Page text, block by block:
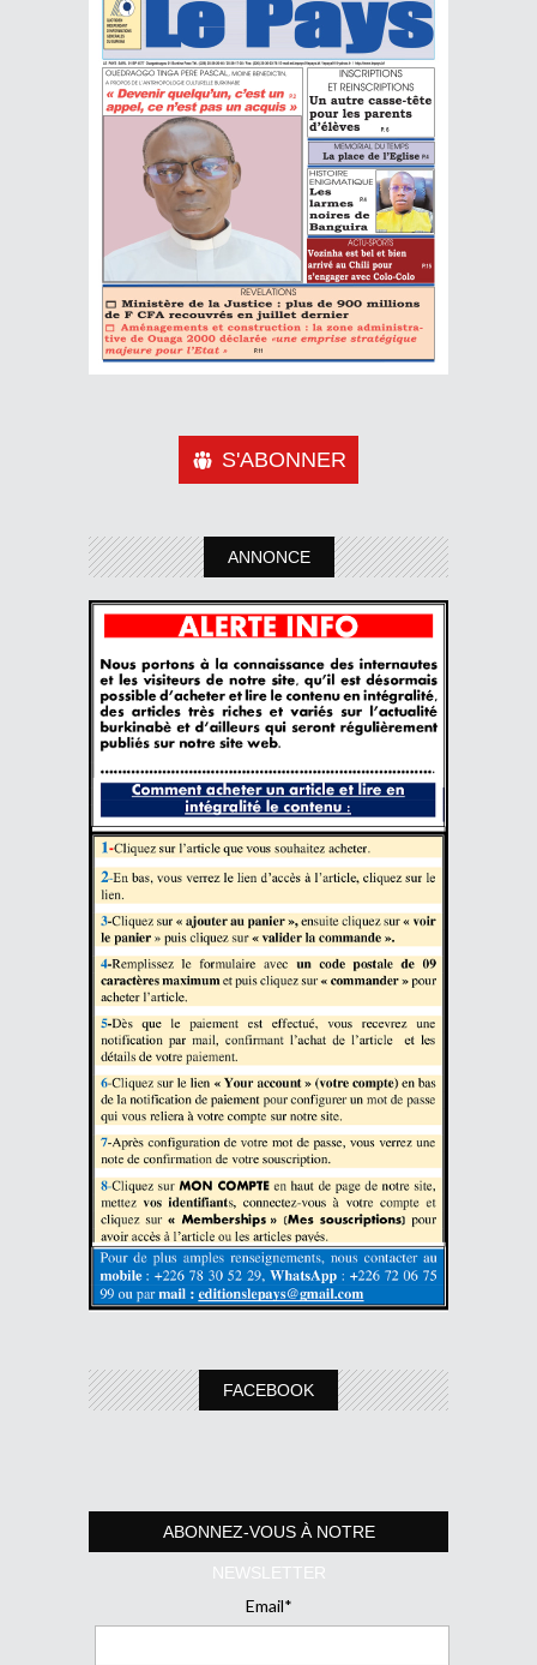
S'ABONNER
ANNONCE
FACEBOOK
ABONNEZ-VOUS À NOTRE
NEWSLETTER
Email*